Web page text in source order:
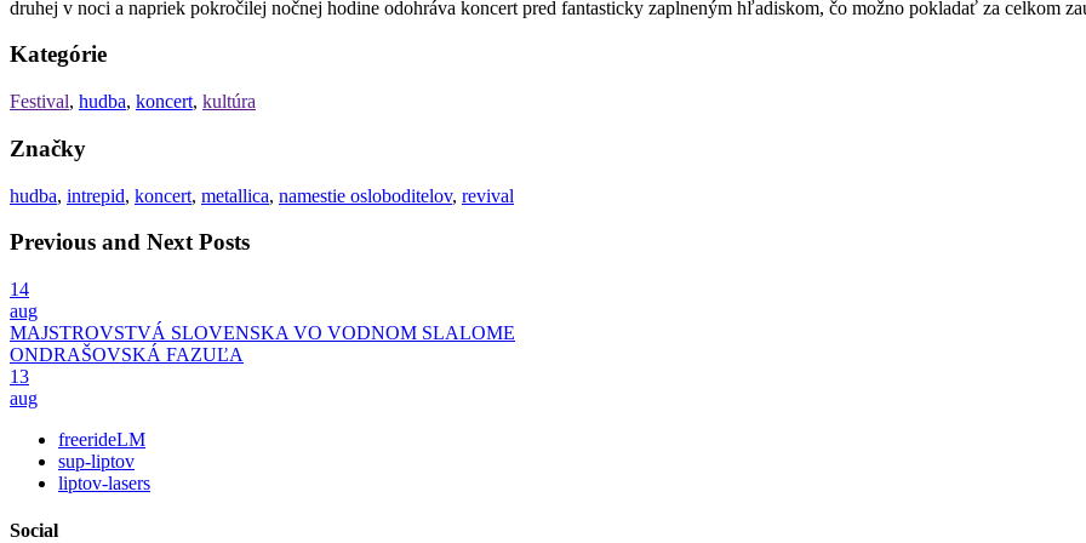
druhej v noci a napriek pokročilej nočnej hodine odohráva koncert pred fantasticky zaplneným hľadiskom, čo možno pokladať za celkom
Kategórie
Festival, hudba, koncert, kultúra
Značky
hudba, intrepid, koncert, metallica, namestie osloboditelov, revival
Previous and Next Posts
14
aug
MAJSTROVSTVÁ SLOVENSKA VO VODNOM SLALOME
ONDRAŠOVSKÁ FAZUĽA
13
aug
freerideLM
sup-liptov
liptov-lasers
Social